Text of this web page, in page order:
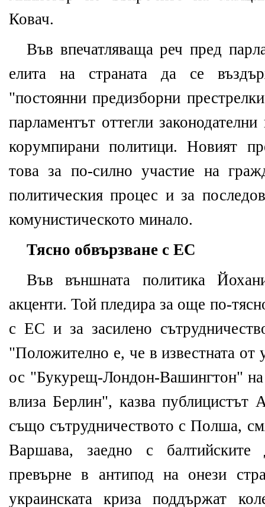
Ковач.
Във впечатляваща реч пред
елита на страната да се
"постоянни предизборни
парламентът оттегли
корумпирани политици. Новият
това за по-силно участие на
политическия процес и за
комунистическото минало.
Тясно обвързване с ЕС
Във външната политика
акценти. Той пледира за още по-
с ЕС и за засилено
"Положително е, че в известната от
ос "Букурещ-Лондон-Вашингтон" на
влиза Берлин", казва
също сътрудничеството с Полша,
Варшава, заедно с
превърне в антипод на онези
украинската криза поддържат